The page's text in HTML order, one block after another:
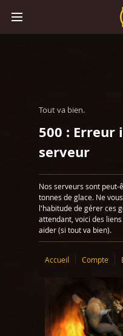
Tout va bien.
500 : Erreur
serveur
Nos serveurs sont peut-
tonnes de glace. Ne
l'habitude de gérer ces
attendant, voici des
aider (si tout va bien).
Accueil Compte